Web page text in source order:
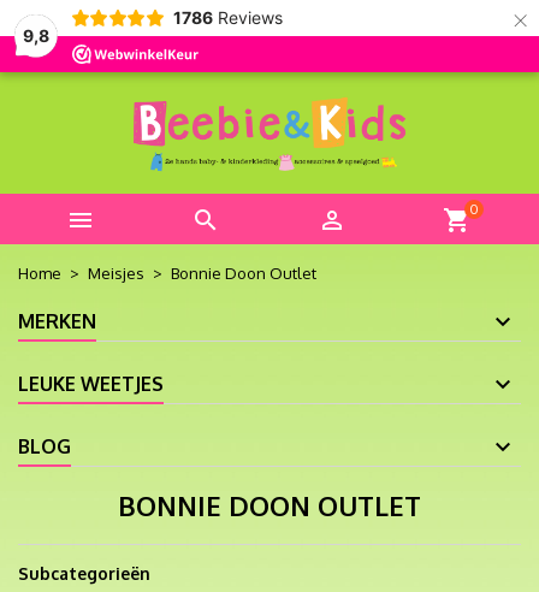
9,8
1786 Reviews ×
   shopping_cart0
Home Meisjes Bonnie Doon Outlet
MERKEN
LEUKE WEETJES
BLOG
BONNIE DOON OUTLET
Subcategorieën